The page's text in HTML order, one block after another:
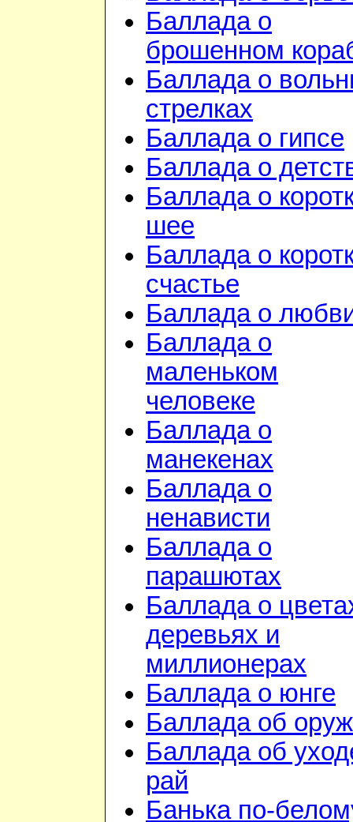
Баллада о
брошенном
Баллада о
стрелках
Баллада о гипсе
Баллада о
Баллада о
шее
Баллада о
счастье
Баллада о
Баллада о
маленьком
человеке
Баллада о
манекенах
Баллада о
ненависти
Баллада о
парашютах
Баллада о
деревьях и
миллионерах
Баллада о юнге
Баллада об
Баллада об
рай
Банька по-